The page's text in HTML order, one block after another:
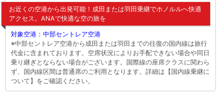
お近くの空港から出発可能！成田または羽田乗継でホノルルへ快適
アクセス。ANAで快適な空の旅を
対象空港：中部セントレア空港
※中部セントレア空港から成田または羽田までの往復の国内線は旅行
代金に含まれております。空席状況によりお手配できない場合や同日
乗り継ぎとならない場合がございます。国際線の座席クラスに関わら
ず、国内線区間は普通席のご利用となります。詳細は【国内線乗継に
ついて】をご確認ください。